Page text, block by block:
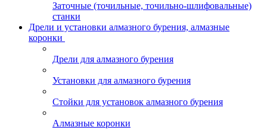
Заточные (точильные, точильно-шлифовальные)
станки
Дрели и установки алмазного бурения, алмазные
коронки
Дрели для алмазного бурения
Установки для алмазного бурения
Стойки для установок алмазного бурения
Алмазные коронки